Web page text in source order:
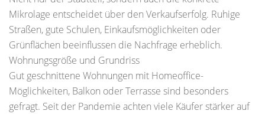
Mikrolage entscheidet über den Verkaufserfolg. Ruhige
Straßen, gute Schulen, Einkaufsmöglichkeiten oder
Grünflächen beeinflussen die Nachfrage erheblich.
Wohnungsgröße und Grundriss
Gut geschnittene Wohnungen mit Homeoffice-
Möglichkeiten, Balkon oder Terrasse sind besonders
gefragt. Seit der Pandemie achten viele Käufer stärker auf